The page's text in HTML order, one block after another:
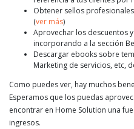
Obtener sellos
(ver más)
Aprovechar los descuentos
incorporando a la sección
Descargar ebooks sobre
Marketing de servicios, etc,
Como puedes ver, hay muchos
Esperamos que los puedas
encontrar en Home Solution una
ingresos.